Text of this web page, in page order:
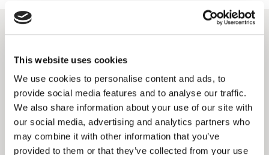
This website uses cookies
We use cookies to personalise content and ads, to
provide social media features and to analyse our traffic.
We also share information about your use of our site with
our social media, advertising and analytics partners who
may combine it with other information that you’ve
provided to them or that they’ve collected from your use
相关解决方案
数据连接
通过连接海量的第三方数据，我们的调研可以通过移动设
备进行，只需要问最核心的问题，问卷可以变得更短、更
有趣、更吸引人，但仍保证洞察的深度。